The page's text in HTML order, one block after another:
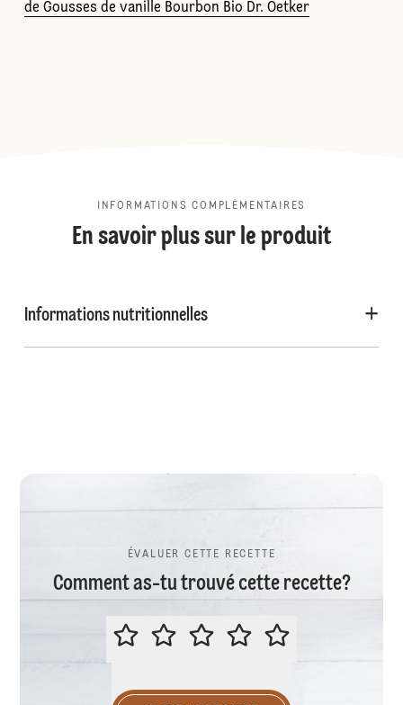
de Gousses de vanille Bourbon Bio Dr. Oetker
INFORMATIONS COMPLÉMENTAIRES
En savoir plus sur le produit
Informations nutritionnelles
ÉVALUER CETTE RECETTE
Comment as-tu trouvé cette recette?
ÉVALUER CETTE RECETTE